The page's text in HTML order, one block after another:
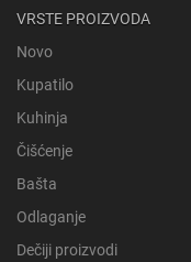
VRSTE PROIZVODA
Novo
Kupatilo
Kuhinja
Čišćenje
Bašta
Odlaganje
Dečiji proizvodi